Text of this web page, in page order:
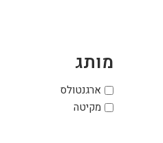
מותג
ארגנטולס
מקיטה